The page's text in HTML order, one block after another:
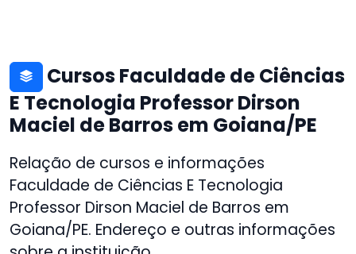
Cursos Faculdade de Ciências
E Tecnologia Professor Dirson
Maciel de Barros em Goiana/PE
Relação de cursos e informações
Faculdade de Ciências E Tecnologia
Professor Dirson Maciel de Barros em
Goiana/PE. Endereço e outras informações